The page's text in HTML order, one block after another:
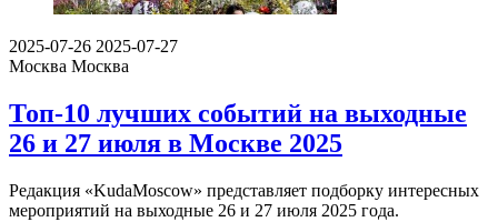
2025-07-26 2025-07-27
Москва Москва
Топ-10 лучших событий на выходные
26 и 27 июля в Москве 2025
Редакция «KudaMoscow» представляет подборку интересных
мероприятий на выходные 26 и 27 июля 2025 года.